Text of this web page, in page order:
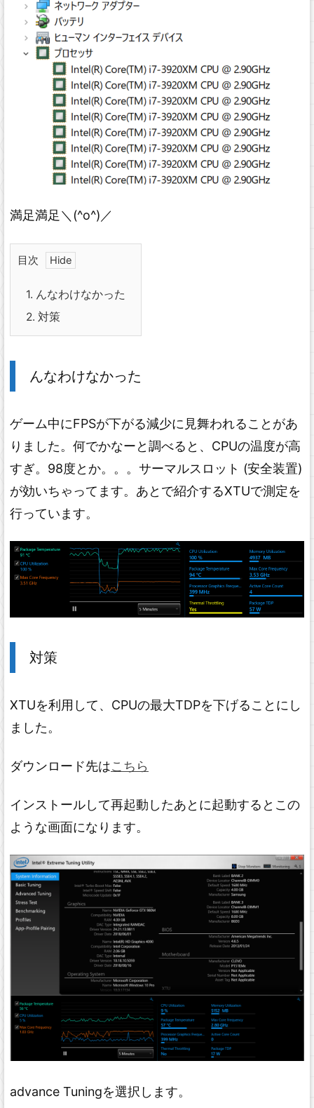
満足満足＼(^o^)／
目次
1. んなわけなかった
2. 対策
んなわけなかった
ゲーム中にFPSが下がる減少に見舞われることがあ
りました。何でかなーと調べると、CPUの温度が高
すぎ。98度とか。。。サーマルスロット (安全装置)
が効いちゃってます。あとで紹介するXTUで測定を
行っています。
対策
XTUを利用して、CPUの最大TDPを下げることにし
ました。
ダウンロード先はこちら
インストールして再起動したあとに起動するとこの
ような画面になります。
advance Tuningを選択します。